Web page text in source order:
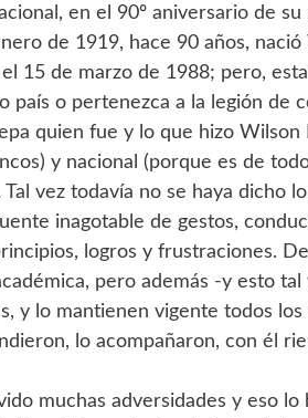
en el 90º aniversario de su
de 1919, hace 90 años,
15 de marzo de 1988; pero,
país o pertenezca a la legión de
quien fue y lo que hizo Wilson
y nacional (porque es de
vez todavía no se haya dicho
inagotable de gestos,
logros y frustraciones.
pero además -y esto tal
y lo mantienen vigente todos los
lo acompañaron, con él
muchas adversidades y eso lo